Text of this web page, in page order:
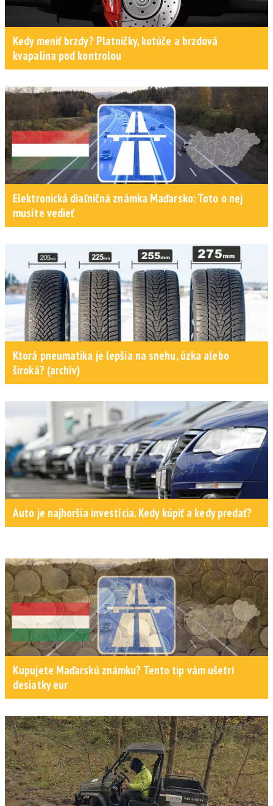
Kedy meniť brzdy? Platničky, kotúče a brzdová
kvapalina pod kontrolou
Elektronická diaľničná známka Maďarsko: Toto o nej
musíte vedieť
Ktorá pneumatika je lepšia na snehu, úzka alebo
široká? (archív)
Auto je najhoršia investícia. Kedy kúpiť a kedy predať?
Kupujete Maďarskú známku? Tento tip vám ušetrí
desiatky eur